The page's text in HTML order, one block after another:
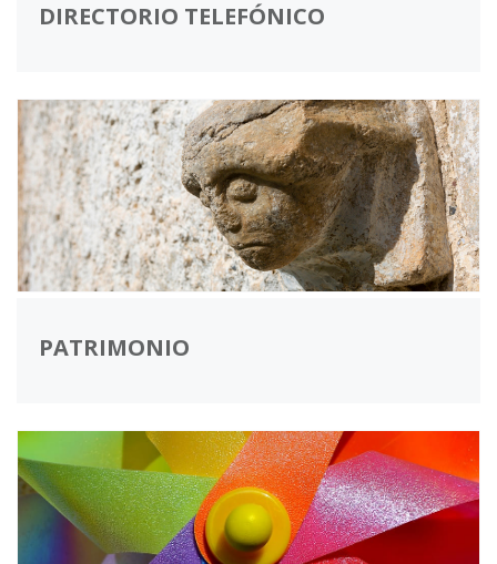
DIRECTORIO TELEFÓNICO
PATRIMONIO